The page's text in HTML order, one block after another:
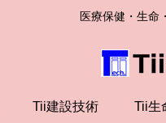
医療保健・生命
Tii建設技術 Tii生